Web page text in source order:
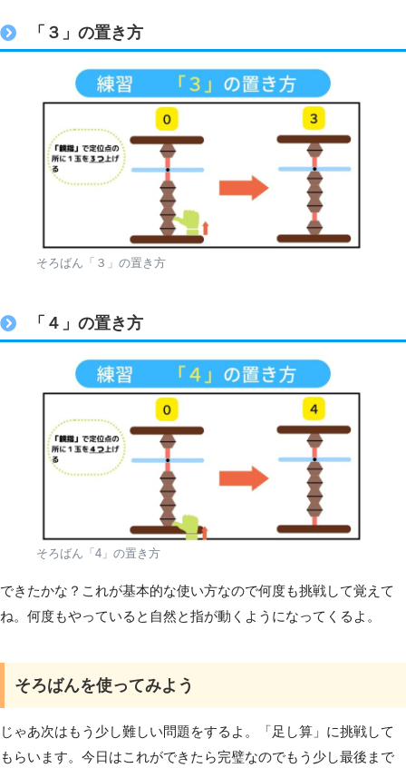
「３」の置き方
そろばん「３」の置き方
「４」の置き方
そろばん「4」の置き方
できたかな？これが基本的な使い方なので何度も挑戦して覚えて
ね。何度もやっていると自然と指が動くようになってくるよ。
そろばんを使ってみよう
じゃあ次はもう少し難しい問題をするよ。「足し算」に挑戦して
もらいます。今日はこれができたら完璧なのでもう少し最後まで